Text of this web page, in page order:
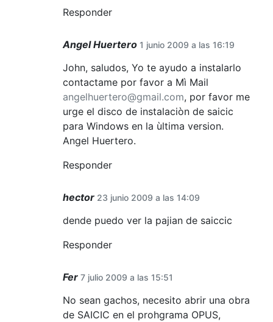
Responder
Angel Huertero 1 junio 2009 a las 16:19
John, saludos, Yo te ayudo a instalarlo
contactame por favor a Mì Mail
angelhuertero@gmail.com, por favor me
urge el disco de instalaciòn de saicic
para Windows en la ùltima version.
Angel Huertero.
Responder
hector 23 junio 2009 a las 14:09
dende puedo ver la pajian de saiccic
Responder
Fer 7 julio 2009 a las 15:51
No sean gachos, necesito abrir una obra
de SAICIC en el prohgrama OPUS,